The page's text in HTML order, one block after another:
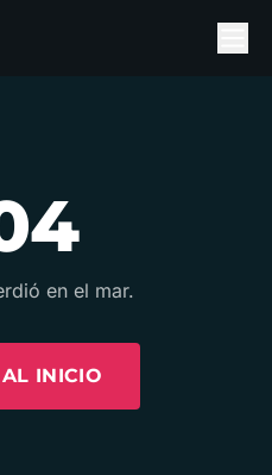
en el mar.
INICIO